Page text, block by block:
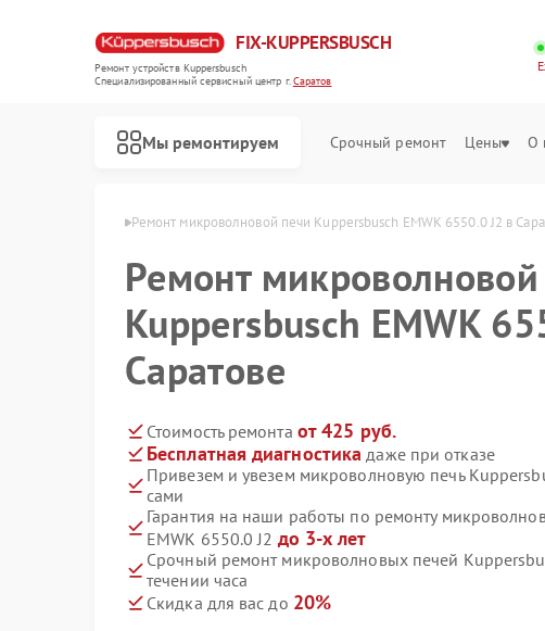
FIX-KUPPERSBUSCH
Ремонт устройств Kuppersbusch
Специализированный cервисный центр г.Саратов
Мы ремонтируем Срочный ремонт Цены О
Ремонт микроволновой печи Kuppersbusch EMWK 6550.0 J2 в
Ремонт
Kuppersbusch EMWK
Саратове
Стоимость ремонта от 425 руб.
Бесплатная диагностика даже при отказе
Привезем и увезем микроволновую печь
сами
Гарантия на наши работы по ремонту
EMWK 6550.0 J2 до 3-х лет
Срочный ремонт микроволновых печей
течении часа
Скидка для вас до 20%